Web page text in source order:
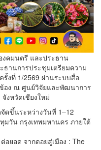
งคมนตรี และประธาน
ธานการประชุมเตรียมความ
รั้งที่ 1/2569 ผ่านระบบสื่อ
อง ณ ศูนย์วิจัยและพัฒนาการ
งหวัดเชียงใหม่
ดขึ้นระหว่างวันที่ 1–12
มวัน กรุงเทพมหานคร ภายใต้
ยอด จากดอยสู่เมือง : The